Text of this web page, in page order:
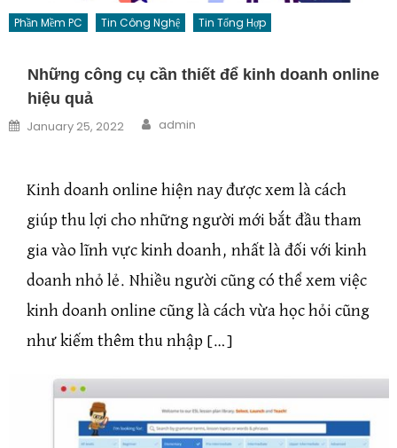
Phần Mềm PC Tin Công Nghệ Tin Tổng Hợp
Những công cụ cần thiết để kinh doanh online
hiệu quả
Posted on
January 25, 2022 Author
admin
Kinh doanh online hiện nay được xem là cách
giúp thu lợi cho những người mới bắt đầu tham
gia vào lĩnh vực kinh doanh, nhất là đối với kinh
doanh nhỏ lẻ. Nhiều người cũng có thể xem việc
kinh doanh online cũng là cách vừa học hỏi cũng
như kiếm thêm thu nhập […]